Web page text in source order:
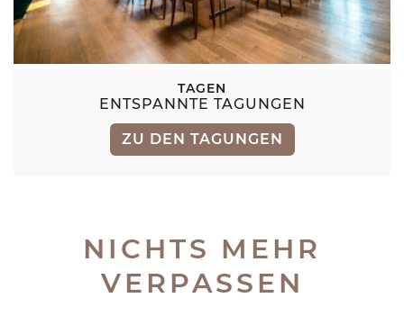
TAGEN
ENTSPANNTE TAGUNGEN
ZU DEN TAGUNGEN
NICHTS MEHR
VERPASSEN